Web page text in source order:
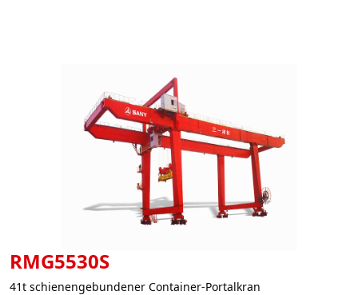
RMG5530S
41t schienengebundener Container-Portalkran